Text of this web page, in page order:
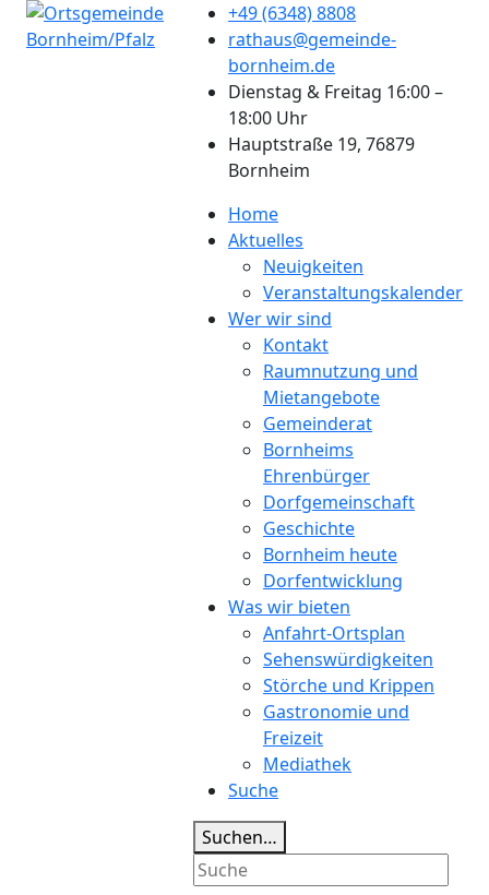
+49 (6348) 8808
rathaus@gemeinde-
bornheim.de
Dienstag & Freitag 16:00 –
18:00 Uhr
Hauptstraße 19, 76879
Bornheim
Home
Aktuelles
Neuigkeiten
Veranstaltungskalender
Wer wir sind
Kontakt
Raumnutzung und
Mietangebote
Gemeinderat
Bornheims
Ehrenbürger
Dorfgemeinschaft
Geschichte
Bornheim heute
Dorfentwicklung
Was wir bieten
Anfahrt-Ortsplan
Sehenswürdigkeiten
Störche und Krippen
Gastronomie und
Freizeit
Mediathek
Suche
Suchen…